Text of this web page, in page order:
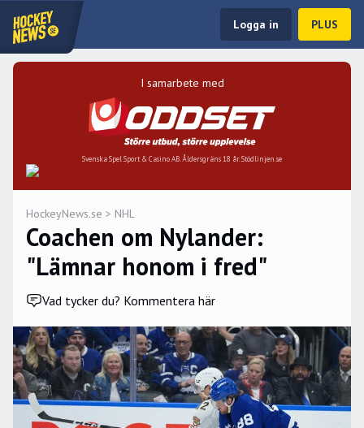
Logga in PLUS
I samarbete med
Svenska Spel Sport & Casino AB. Åldersgräns 18 år. Stödlinjen.se
HockeyNews.se > NHL
Coachen om Nylander:
"Lämnar honom i fred"
Vad tycker du? Kommentera här